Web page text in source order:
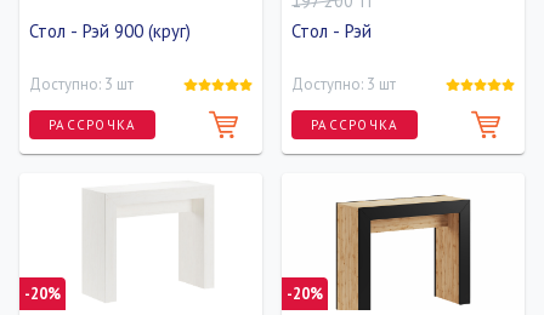
Стол - Рэй 900 (круг)
Доступно: 3 шт
РАССРОЧКА
Ширина
90 см
Стол - Рэй
Доступно: 3 шт
РАССРОЧКА
103 см
Ширина
70 см
Высота
80 см
-20% -20%